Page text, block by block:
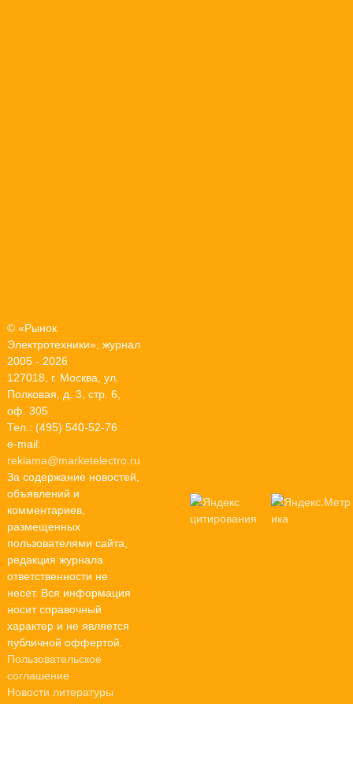
© «Рынок
Электротехники», журнал
2005 - 2026
127018, г. Москва, ул.
Полковая, д. 3, стр. 6,
оф. 305
Тел.: (495) 540-52-76
e-mail:
reklama@marketelectro.ru
За содержание новостей,
объявлений и
комментариев,
размещенных
пользователями сайта,
редакция журнала
ответственности не
несет. Вся информация
носит справочный
характер и не является
публичной оффертой.
Пользовательское
соглашение
Новости литературы